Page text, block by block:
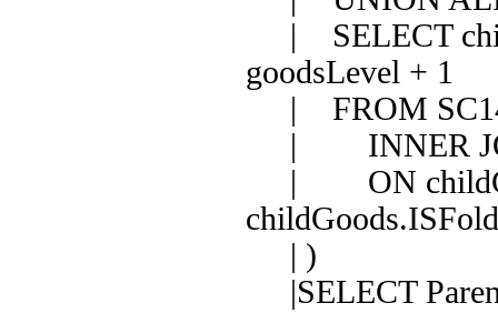
| SELECT
goodsLevel + 1
| FROM SC14
| INNER
| ON
| )
|SELECT